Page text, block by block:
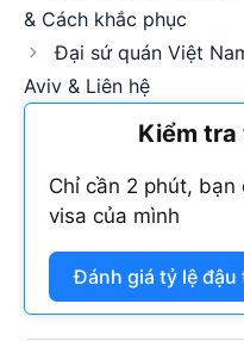
& Cách khắc phục
Đại sứ quán Việt
Aviv & Liên hệ
Kiểm tra
Chỉ cần 2 phút,
visa của mình
Đánh giá tỷ lệ